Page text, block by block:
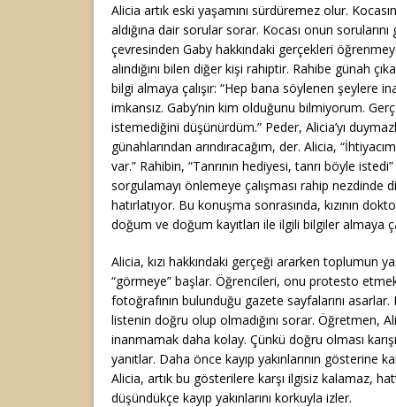
Alicia artık eski yaşamını sürdüremez olur.
aldığına dair sorular sorar. Kocası onun
çevresinden Gaby hakkındaki gerçekleri
alındığını bilen diğer kişi rahiptir. Rahibe günah
bilgi almaya çalışır: “Hep bana söylenen şeylere
imkansız. Gaby’nin kim olduğunu bilmiyorum.
istemediğini düşünürdüm.” Peder, Alicia’yı
günahlarından arındıracağım, der. Alicia,
var.” Rahibin, “Tanrının hediyesi, tanrı böyle
sorgulamayı önlemeye çalışması rahip nezdinde
hatırlatıyor. Bu konuşma sonrasında, kızının
doğum ve doğum kayıtları ile ilgili bilgiler almaya
Alicia, kızı hakkındaki gerçeği ararken toplumun
“görmeye” başlar. Öğrencileri, onu protesto
fotoğrafının bulunduğu gazete sayfalarını
listenin doğru olup olmadığını sorar. Öğretmen,
inanmamak daha kolay. Çünkü doğru olması
yanıtlar. Daha önce kayıp yakınlarının gösterine
Alicia, artık bu gösterilere karşı ilgisiz kalamaz,
düşündükçe kayıp yakınlarını korkuyla izler.